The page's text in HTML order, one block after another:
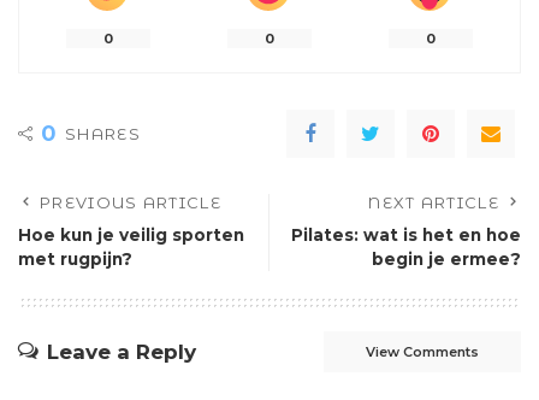
0 0 0
0 SHARES
PREVIOUS ARTICLE
Hoe kun je veilig sporten
met rugpijn?
NEXT ARTICLE
Pilates: wat is het en hoe
begin je ermee?
Leave a Reply View Comments